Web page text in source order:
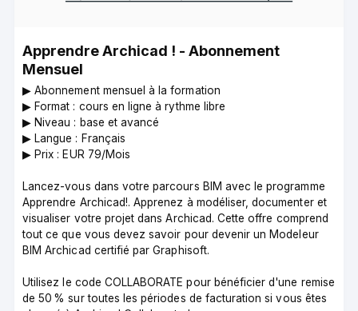
Apprendre Archicad ! - Abonnement
Mensuel
▶︎ Abonnement mensuel à la formation
▶︎ Format : cours en ligne à rythme libre
▶︎ Niveau : base et avancé
▶︎ Langue : Français
▶︎ Prix : EUR 79/Mois
Lancez-vous dans votre parcours BIM avec le programme
Apprendre Archicad!. Apprenez à modéliser, documenter et
visualiser votre projet dans Archicad. Cette offre comprend
tout ce que vous devez savoir pour devenir un Modeleur
BIM Archicad certifié par Graphisoft.
Utilisez le code COLLABORATE pour bénéficier d'une remise
de 50 % sur toutes les périodes de facturation si vous êtes